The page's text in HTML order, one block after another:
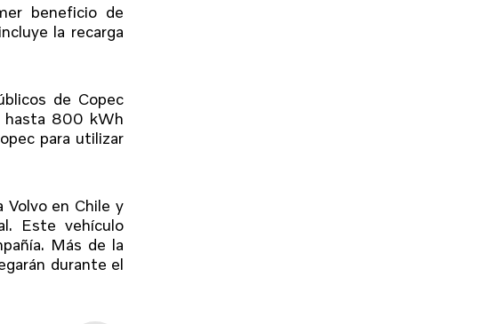
beneficio de
la recarga
de Copec
hasta 800 kWh
para utilizar
en Chile y
Este vehículo
Más de la
durante el